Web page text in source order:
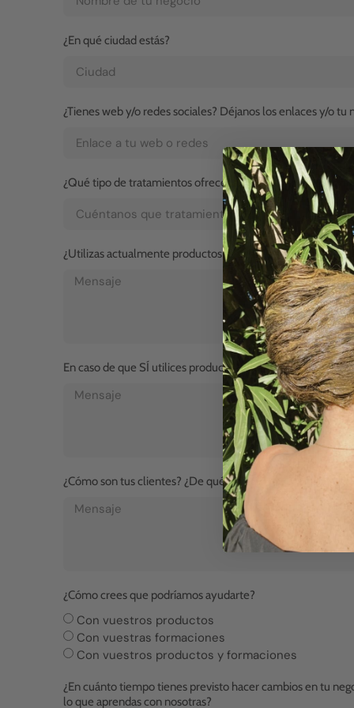
¿En qué ciudad estás?
¿Tienes web y/o redes sociales? Déjanos los enlaces y/o tu
¿Qué tipo de tratamientos ofreces actualmente en tu
¿Utilizas actualmente productos naturales? ¿Por qué?
En caso de que SÍ utilices productos naturales, ¿con qué
¿Cómo son tus clientes? ¿De qué manera te gustaría
¿Cómo crees que podríamos ayudarte?
Con vuestros productos
Con vuestras formaciones
Con vuestros productos y formaciones
¿En cuánto tiempo tienes previsto hacer cambios en tu
lo que aprendas con nosotras?